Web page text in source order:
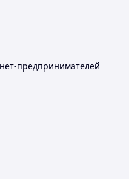
предпринимателей